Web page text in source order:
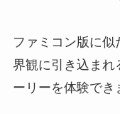
ファミコン版に
界観に引き込まれ
ーリーを体験でき